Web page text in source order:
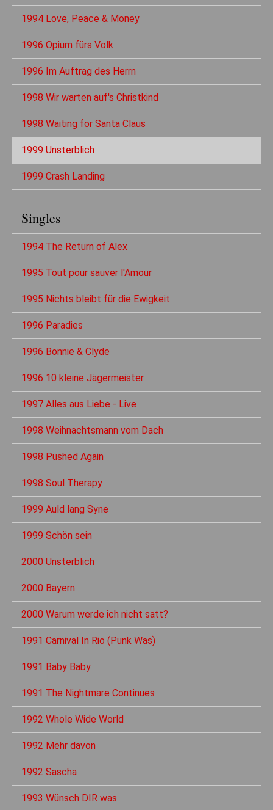
1994 Love, Peace & Money
1996 Opium fürs Volk
1996 Im Auftrag des Herrn
1998 Wir warten auf's Christkind
1998 Waiting for Santa Claus
1999 Unsterblich
1999 Crash Landing
Singles
1994 The Return of Alex
1995 Tout pour sauver l'Amour
1995 Nichts bleibt für die Ewigkeit
1996 Paradies
1996 Bonnie & Clyde
1996 10 kleine Jägermeister
1997 Alles aus Liebe - Live
1998 Weihnachtsmann vom Dach
1998 Pushed Again
1998 Soul Therapy
1999 Auld lang Syne
1999 Schön sein
2000 Unsterblich
2000 Bayern
2000 Warum werde ich nicht satt?
1991 Carnival In Rio (Punk Was)
1991 Baby Baby
1991 The Nightmare Continues
1992 Whole Wide World
1992 Mehr davon
1992 Sascha
1993 Wünsch DIR was